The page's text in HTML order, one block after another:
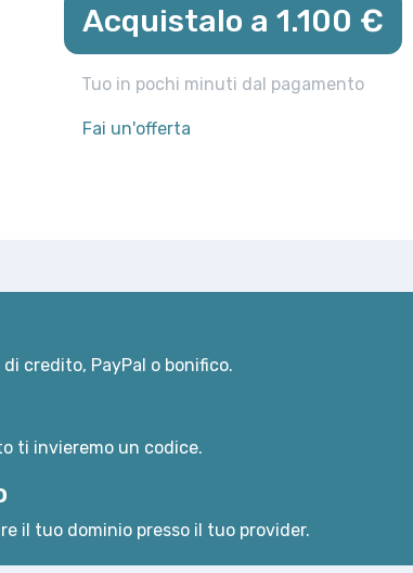
Acquistalo a 1.100 €
Tuo in pochi minuti dal pagamento
Fai un'offerta
credito, PayPal o bonifico.
ti invieremo un codice.
il tuo dominio presso il tuo provider.